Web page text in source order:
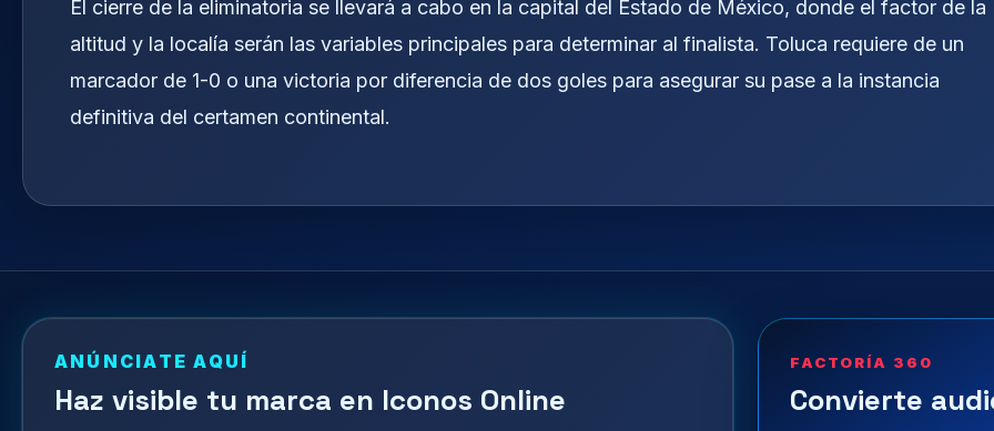
El cierre de la eliminatoria se llevará a cabo en la capital del Estado de México, donde el factor de la
altitud y la localía serán las variables principales para determinar al finalista. Toluca requiere de un
marcador de 1-0 o una victoria por diferencia de dos goles para asegurar su pase a la instancia
definitiva del certamen continental.
ANÚNCIATE AQUÍ
Haz visible tu marca en Iconos Online
FACTORÍA 360
Convierte